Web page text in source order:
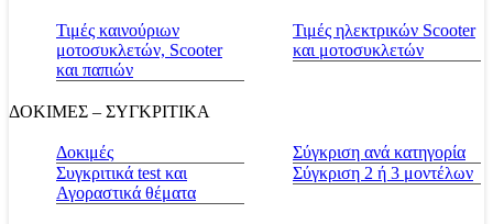
Τιμές καινούριων
μοτοσυκλετών, Scooter
και παπιών
Τιμές ηλεκτρικών Scooter
και μοτοσυκλετών
ΔΟΚΙΜΕΣ – ΣΥΓΚΡΙΤΙΚΑ
Δοκιμές
Συγκριτικά test και
Αγοραστικά θέματα
Σύγκριση ανά κατηγορία
Σύγκριση 2 ή 3 μοντέλων